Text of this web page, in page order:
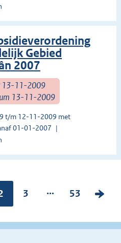
Gebied
2007
13-11-2009
13-11-2009
t/m 12-11-2009 met
01-01-2007
P
g
3 ...
P
g
53
V
l